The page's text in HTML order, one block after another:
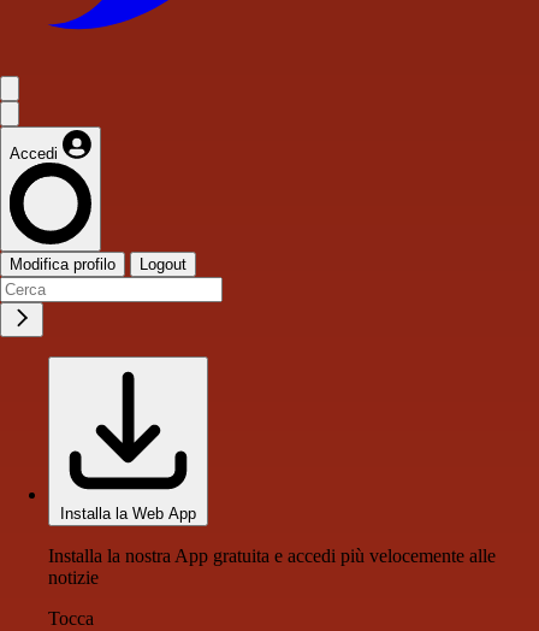
Accedi
Modifica profilo Logout
Installa la Web App
Installa la nostra App gratuita e accedi più velocemente alle
notizie
Tocca